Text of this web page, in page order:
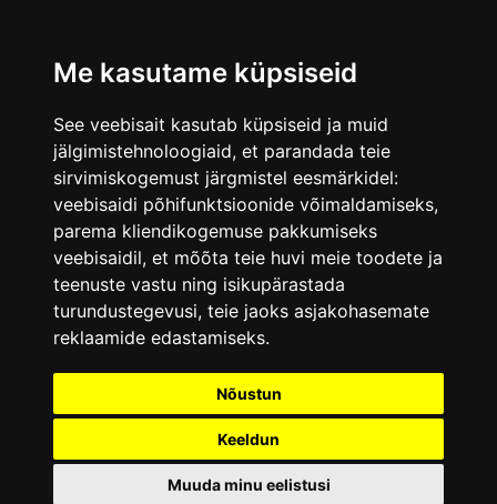
Me kasutame küpsiseid
See veebisait kasutab küpsiseid ja muid
jälgimistehnoloogiaid, et parandada teie
sirvimiskogemust järgmistel eesmärkidel:
veebisaidi põhifunktsioonide võimaldamiseks,
parema kliendikogemuse pakkumiseks
veebisaidil, et mõõta teie huvi meie toodete ja
teenuste vastu ning isikupärastada
turundustegevusi, teie jaoks asjakohasemate
reklaamide edastamiseks.
Nõustun
Keeldun
Muuda minu eelistusi